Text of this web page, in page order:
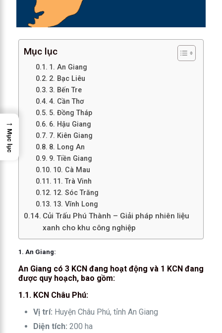
Mục lục
1. An Giang
2. Bạc Liêu
3. Bến Tre
4. Cần Thơ
5. Đồng Tháp
6. Hậu Giang
7. Kiên Giang
8. Long An
9. Tiền Giang
10. Cà Mau
11. Trà Vinh
12. Sóc Trăng
13. Vĩnh Long
Củi Trấu Phú Thành – Giải pháp nhiên liệu
xanh cho khu công nghiệp
1. An Giang:
An Giang có 3 KCN đang hoạt động và 1 KCN đang
được quy hoạch, bao gồm:
1.1. KCN Châu Phú:
Vị trí: Huyện Châu Phú, tỉnh An Giang
Diện tích: 200 ha
→
Mục lục